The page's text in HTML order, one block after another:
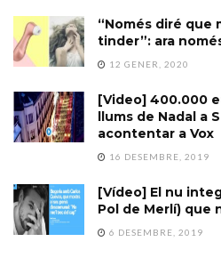
“Només diré que
tinder”: ara
12 GENER, 2020
[Video] 400.000
llums de Nadal a
acontentar a Vox
16 DESEMBRE, 2019
[Vídeo] El nu
Pol de Merlí) que
6 DESEMBRE, 2019